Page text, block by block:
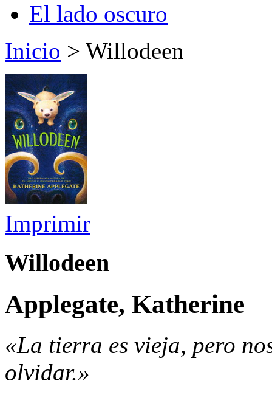
El lado oscuro
Inicio > Willodeen
Imprimir
Willodeen
Applegate, Katherine
«La tierra es vieja, pero
olvidar.»